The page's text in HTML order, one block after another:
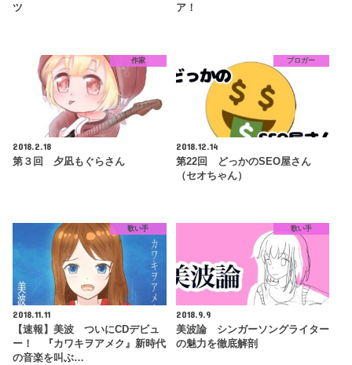
ツ
ア！
作家
2018.2.18
第３回 夕凪もぐらさん
ブロガー
2018.12.14
第22回 どっかのSEO屋さん
（セオちゃん）
歌い手
2018.11.11
【速報】美波 ついにCDデビュ
ー！ 『カワキヲアメク』新時代
の音楽を叫ぶ…
歌い手
2018.9.9
美波論 シンガーソングライター
の魅力を徹底解剖